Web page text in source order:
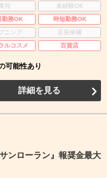
与
未経験OK
勤務OK
時短勤務OK
ニング
店長候補
ルコスメ 百貨店
可能性あり
詳細を見る
ンローラン』報奨金最大